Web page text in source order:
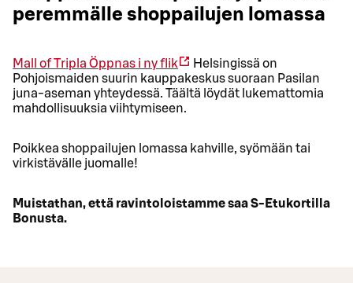
peremmälle shoppailujen lomassa
Mall of Tripla Öppnas i ny flik
Helsingissä on
Pohjoismaiden suurin kauppakeskus suoraan Pasilan
juna-aseman yhteydessä. Täältä löydät lukemattomia
mahdollisuuksia viihtymiseen.
Poikkea shoppailujen lomassa kahville, syömään tai
virkistävälle juomalle!
Muistathan, että ravintoloistamme saa S-Etukortilla
Bonusta.